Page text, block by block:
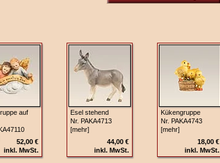
auf
52,00 €
inkl. MwSt.
Esel stehend
Nr. PAKA4713
[mehr]
44,00 €
inkl. MwSt.
Kükengruppe
Nr. PAKA4743
[mehr]
18,00 €
inkl. MwSt.